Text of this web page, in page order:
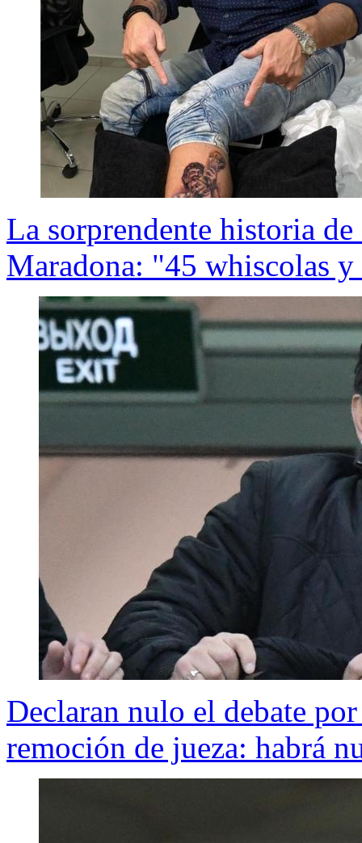
La sorprendente historia
Maradona: "45 whiscolas y
Declaran nulo el debate
remoción de jueza: habrá